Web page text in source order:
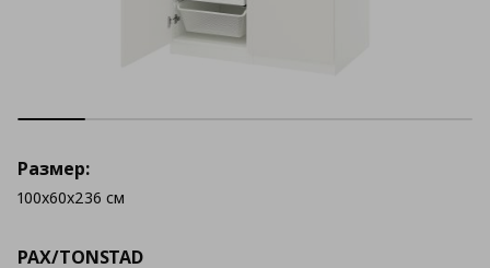
PAX/TONSTAD
Размер:
100x60x236 см